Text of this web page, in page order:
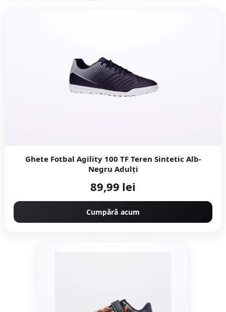
Ghete Fotbal Agility 100 TF Teren Sintetic Alb-
Negru Adulți
89,99 lei
Cumpără acum